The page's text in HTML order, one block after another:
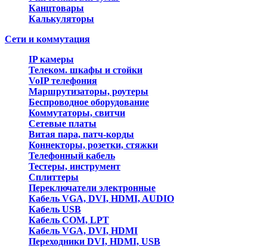
Канцтовары
Калькуляторы
Сети и коммутация
IP камеры
Телеком. шкафы и стойки
VoIP телефония
Маршрутизаторы, роутеры
Беспроводное оборудование
Коммутаторы, свитчи
Сетевые платы
Витая пара, патч-корды
Коннекторы, розетки, стяжки
Телефонный кабель
Тестеры, инструмент
Сплиттеры
Переключатели электронные
Кабель VGA, DVI, HDMI, AUDIO
Кабель USB
Кабель COM, LPT
Кабель VGA, DVI, HDMI
Переходники DVI, HDMI, USB